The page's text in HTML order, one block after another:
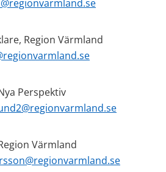
Region Värmland
Perspektiv
Värmland